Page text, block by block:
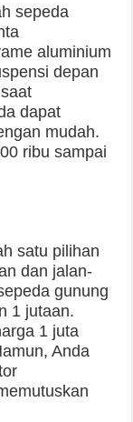
sepeda
aluminium
depan
dapat
mudah.
ribu sampai
satu pilihan
dan jalan-
gunung
1 jutaan.
1 juta
Anda